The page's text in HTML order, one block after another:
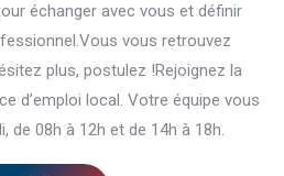
échanger avec vous et définir
vous retrouvez
plus, postulez !Rejoignez la
d’emploi local. Votre équipe vous
de 08h à 12h et de 14h à 18h.